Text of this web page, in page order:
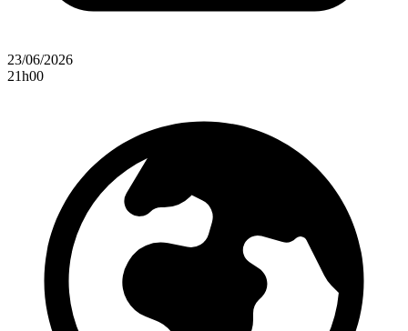
23/06/2026
21h00